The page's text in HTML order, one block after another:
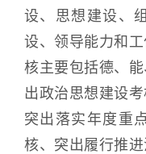
设、思想建设、
设、领导能力和
核主要包括德、
出政治思想建设
突出落实年度重
核、突出履行推